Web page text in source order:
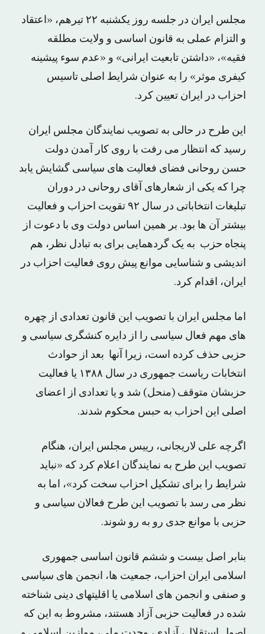
مجلس ایران در جلسه روز یکشنبه ۲۲ تیرهم، «اعتقاد
و التزام عملی به قانون اساسی و ولایت مطلقه
فقیه»، «داشتن تابعیت ایرانی» و «عدم سوء پیشینه
کیفری موثر» را به عنوان شرایط اصلی تاسیس
احزاب در ایران تعیین کرد.
این طرح در حالی به تصویب نمایندگان مجلس ایران
رسید که انتظار می رفت با روی کار آمدن دولت
حسن روحانی فضای فعالیت های سیاسی گشایش یابد
چرا که یکی از شعارهای آقای روحانی در دوران
تبلیغات انتخاباتی در سال ۹۲ تقویت احزاب و فعالیت
بیشتر آن ها بود. بر همین اساس دولت وی با دعوت از
پنجاه حزب به یک گردهمایی برای به تبادل نظر، هم
اندیشی و شناسایی موانع پیش روی فعالیت احزاب در
ایران، اقدام کرد.
اما مجلس ایران با تصویب این قانون تعدادی از چهره
های مهم فعال سیاسی را از دایره کنشگری سیاسی و
حزبی حذف کرده است، زیرا آنها بعد از حوادث
انتخابات ریاست جمهوری در سال ۱۳۸۸ یا فعالیت
حزبشان متوقف (منحل) شد و یا تعدادی از اعضای
اصلی این احزاب به حبس محکوم شدند.
اگرچه علی لاریجانی، رییس مجلس ایران، هنگام
تصویب این طرح به نمایندگان اعلام کرد که «نباید
شرایط را برای تشکیل احزاب سخت کرد»، اما به
نظر می رسد با تصویب این طرح فعالان سیاسی و
حزبی با موانع جدی رو به رو شوند.
بنابر اصل بیست و ششم قانون اساسی جمهوری
اسلامی ایران احزاب، جمعیت ها، انجمن ‏های سیاسی
و صنفی و انجمن های اسلامی یا اقلیتهای دینی شناخته
شده در فعالیت حزبی آزاد هستند، مشروط به این که